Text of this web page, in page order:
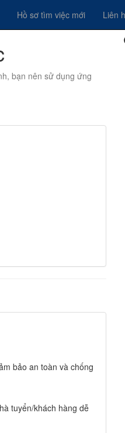
Hồ sơ tìm việc mới Liên
bạn nên sử dụng ứng
bảo an toàn và chống
tuyển/khách hàng dễ